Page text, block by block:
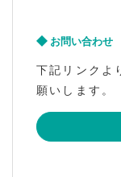
お問い合わせ
下記リンクよ
願いします。